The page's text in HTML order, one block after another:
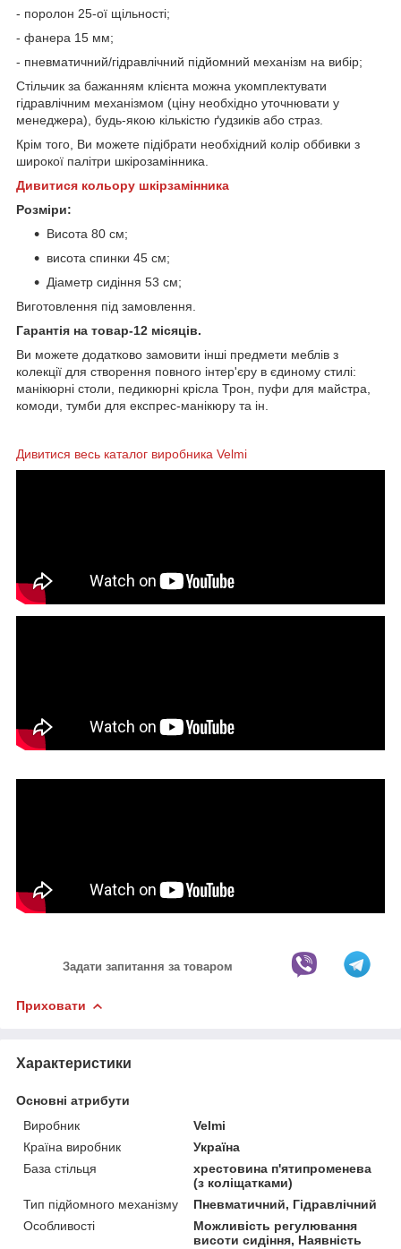
- поролон 25-ої щільності;
- фанера 15 мм;
- пневматичний/гідравлічний підйомний механізм на вибір;
Стільчик за бажанням клієнта можна укомплектувати
гідравлічним механізмом (ціну необхідно уточнювати у
менеджера), будь-якою кількістю ґудзиків або страз.
Крім того, Ви можете підібрати необхідний колір оббивки з
широкої палітри шкірозамінника.
Дивитися кольору шкірзамінника
Розміри:
Висота 80 см;
висота спинки 45 см;
Діаметр сидіння 53 см;
Виготовлення під замовлення.
Гарантія на товар-12 місяців.
Ви можете додатково замовити інші предмети меблів з
колекції для створення повного інтер'єру в єдиному стилі:
манікюрні столи, педикюрні крісла Трон, пуфи для майстра,
комоди, тумби для експрес-манікюру та ін.
Дивитися весь каталог виробника Velmi
Задати запитання за товаром
Приховати
Характеристики
Основні атрибути
Виробник
Velmi
Країна виробник
Україна
База стільця
хрестовина п'ятипроменева
(з коліщатками)
Тип підйомного механізму
Пневматичний, Гідравлічний
Особливості
Можливість регулювання
висоти сидіння, Наявність